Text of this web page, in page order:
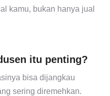
kamu, bukan hanya jual
itu penting?
bisa dijangkau
sering diremehkan.